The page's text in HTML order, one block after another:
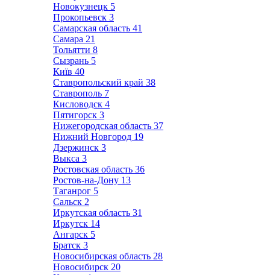
Новокузнецк 5
Прокопьевск 3
Самарская область 41
Самара 21
Тольятти 8
Сызрань 5
Київ 40
Ставропольский край 38
Ставрополь 7
Кисловодск 4
Пятигорск 3
Нижегородская область 37
Нижний Новгород 19
Дзержинск 3
Выкса 3
Ростовская область 36
Ростов-на-Дону 13
Таганрог 5
Сальск 2
Иркутская область 31
Иркутск 14
Ангарск 5
Братск 3
Новосибирская область 28
Новосибирск 20